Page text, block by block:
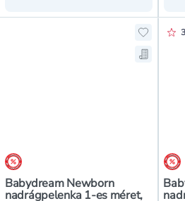
árréscsökkentés
Babydream Newborn
nadrágpelenka 1-es méret,
Mentés